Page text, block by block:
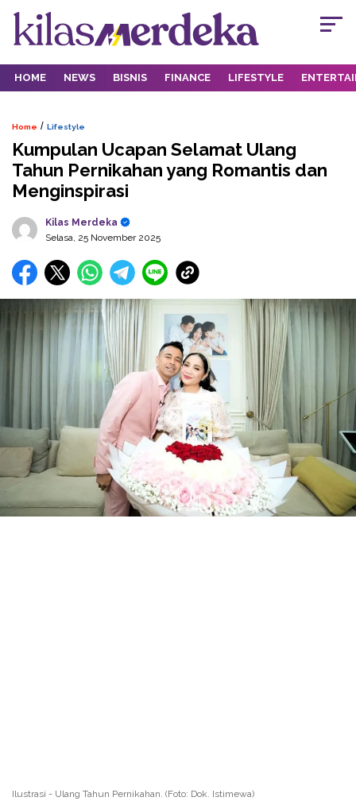
HOME NEWS BISNIS FINANCE LIFESTYLE
Home / Lifestyle
Kumpulan Ucapan Selamat Ulang
Tahun Pernikahan yang Romantis dan
Menginspirasi
Kilas Merdeka
Selasa, 25 November 2025
Ilustrasi - Ulang Tahun Pernikahan. (Foto: Dok. Istimewa)